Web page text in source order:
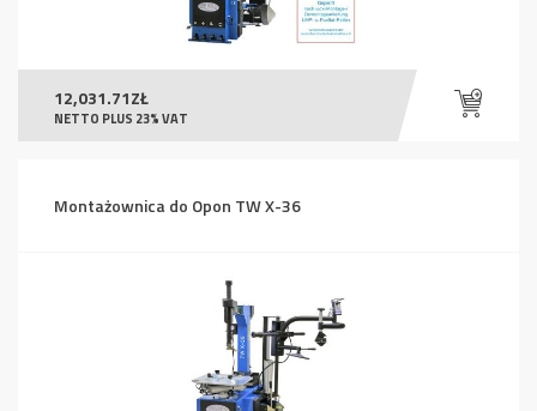
12,031.71ZŁ
NETTO PLUS 23% VAT
Montażownica do Opon TW X-36